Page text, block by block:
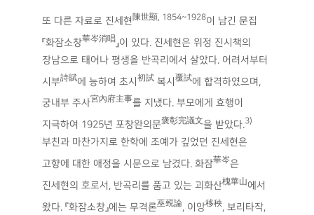
또 다른 자료로 진세현 陳世顯, 1854~1928이 남긴 문집
『화잠소창華岑消唱』이 있다. 진세현은 위정 진시책의
장남으로 태어나 평생을 반곡리에서 살았다. 어려서부터
시부詩賦에 능하여 초시 初試 복시 覆試에 합격하였으며,
궁내부 주사宮內府主事를 지냈다. 부모에게 효행이
지극하여 1925년 포창완의문褒彰完議文을 받았다.3)
부친과 마찬가지로 한학에 조예가 깊었던 진세현은
고향에 대한 애정을 시문으로 남겼다. 화잠華岑은
진세현의 호로서, 반곡리를 품고 있는 괴화산槐華山에서
왔다. 『화잠소창』에는 무격론巫覡論, 이앙移秧, 보리타작,